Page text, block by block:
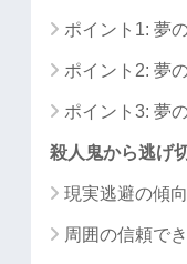
ポイント1: 夢
ポイント2: 夢
ポイント3: 夢
殺人鬼から逃げ
現実逃避の傾
周囲の信頼で